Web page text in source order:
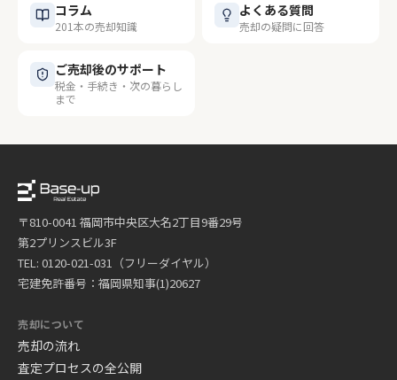
コラム
201本の売却知識
よくある質問
売却の疑問に回答
ご売却後のサポート
税金・手続き・次の暮らし
まで
〒810-0041 福岡市中央区大名2丁目9番29号
第2プリンスビル3F
TEL: 0120-021-031（フリーダイヤル）
宅建免許番号：福岡県知事(1)20627
売却について
売却の流れ
査定プロセスの全公開